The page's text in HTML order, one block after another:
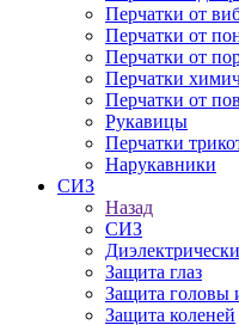
Перчатки от
Перчатки от
Перчатки от
Перчатки
Перчатки от
Рукавицы
Перчатки
Нарукавники
СИЗ
Назад
СИЗ
Защита глаз
Защита головы
Защита коленей